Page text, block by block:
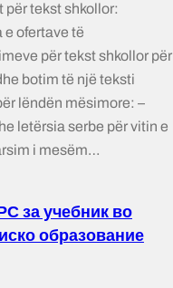
për tekst shkollor:
e ofertave të
për tekst shkollor për
botim të një teksti
lëndën mësimore: –
letërsia serbe për vitin e
i mesëm…
за учебник во
образование